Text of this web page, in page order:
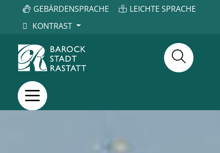
GEBÄRDENSPRACHE
LEICHTE SPRACHE
KONTRAST